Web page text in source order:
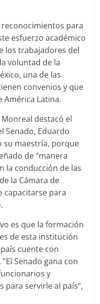
para
esfuerzo académico
los trabajadores del
voluntad de la
una de las
convenios y que
América Latina.
destacó el
Senado, Eduardo
su maestría, porque
de “manera
la conducción de las
la Cámara de
capacitarse para
es que la formación
de esta institución
cuente con
Senado gana con
y
para servirle al país”,